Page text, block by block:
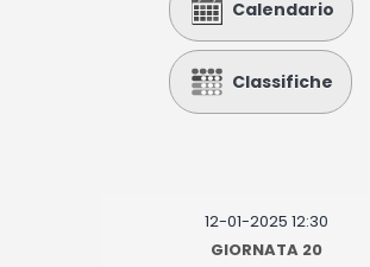
Calcio
Basket
Fantacalcio
Calendario
Classifiche
12-01-2025 12:30
GIORNATA 20